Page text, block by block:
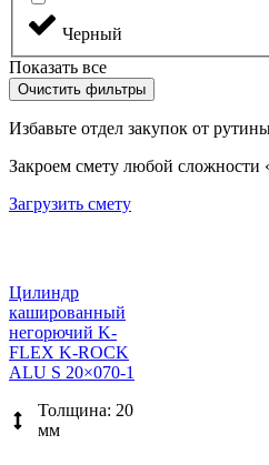
Черный
Показать все
Очистить фильтры
Избавьте отдел закупок от
Закроем смету любой сложности
Загрузить смету
Цилиндр
кашированный
негорючий K-
FLEX K-ROCK
ALU S 20×070-1
Толщина: 20
мм